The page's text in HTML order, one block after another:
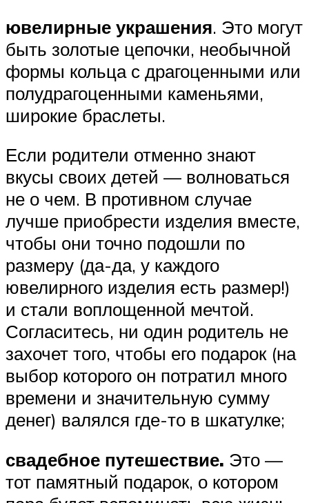
ювелирные украшения. Это могут
быть золотые цепочки, необычной
формы кольца с драгоценными или
полудрагоценными каменьями,
широкие браслеты.
Если родители отменно знают
вкусы своих детей — волноваться
не о чем. В противном случае
лучше приобрести изделия вместе,
чтобы они точно подошли по
размеру (да-да, у каждого
ювелирного изделия есть размер!)
и стали воплощенной мечтой.
Согласитесь, ни один родитель не
захочет того, чтобы его подарок (на
выбор которого он потратил много
времени и значительную сумму
денег) валялся где-то в шкатулке;
свадебное путешествие. Это —
тот памятный подарок, о котором